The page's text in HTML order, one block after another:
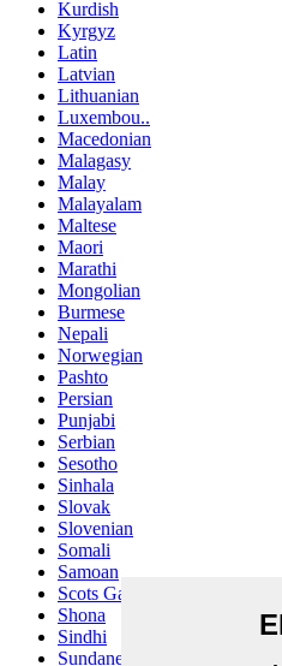
Kurdish
Kyrgyz
Latin
Latvian
Lithuanian
Luxembou..
Macedonian
Malagasy
Malay
Malayalam
Maltese
Maori
Marathi
Mongolian
Burmese
Nepali
Norwegian
Pashto
Persian
Punjabi
Serbian
Sesotho
Sinhala
Slovak
Slovenian
Somali
Samoan
Scots Gaelic
Shona
Sindhi
Sundanese